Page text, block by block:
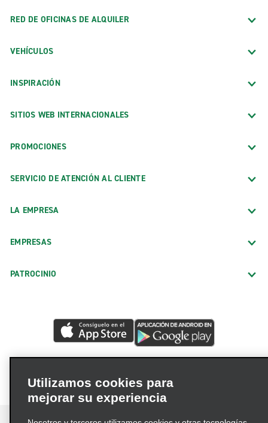
RED DE OFICINAS DE ALQUILER
VEHÍCULOS
INSPIRACIÓN
SITIOS WEB INTERNACIONALES
PROMOCIONES
SERVICIO DE ATENCIÓN AL CLIENTE
LA EMPRESA
EMPRESAS
PATROCINIO
Utilizamos cookies para
mejorar su experiencia